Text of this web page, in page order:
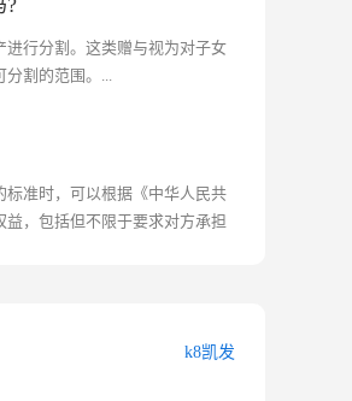
?
行分割。这类赠与视为对子女
分割的范围。...
准时，可以根据《中华人民共
，包括但不限于要求对方承担
k8凯发